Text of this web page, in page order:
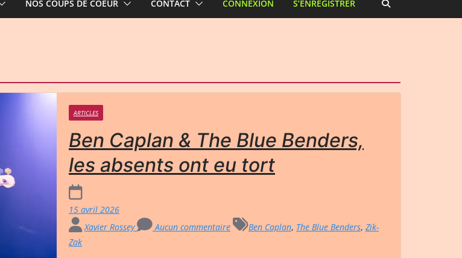
NOS COUPS DE COEUR CONTACT CONNEXION S’ENREGISTRER
ARTICLES
Ben Caplan & The Blue Benders,
les absents ont eu tort
15 avril 2026
Xavier Rossey
Aucun commentaire Ben Caplan, The Blue Benders, Zik-
Zak